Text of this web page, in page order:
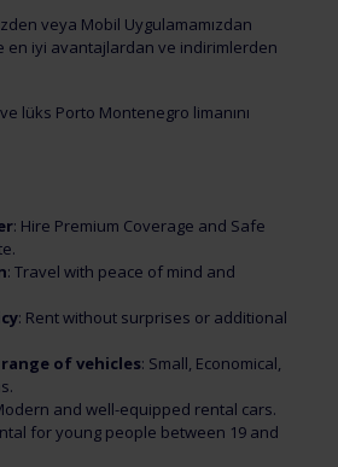
veya Mobil Uygulamamızdan
en iyi avantajlardan ve indirimlerden
lüks Porto Montenegro limanını
: Hire Premium Coverage and Safe
: Travel with peace of mind and
: Rent without surprises or additional
of vehicles: Small, Economical,
and well-equipped rental cars.
for young people between 19 and